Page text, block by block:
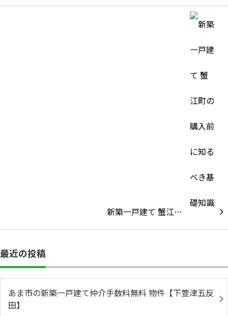
新築一戸建て 蟹江…
最近の投稿
あま市の新築一戸建て仲介手数料無料 物件【下萱津五反
田】